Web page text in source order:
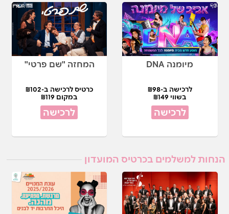
מיומנה DNA
לרכישה ב-₪98
בשווי ₪149
לרכישה
המחזה "שם פרטי"
כרטיס לרכישה ב-₪102
במקום ₪119
לרכישה
הנחות למשלמים בכרטיס המועדון